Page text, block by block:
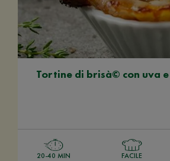
Tortine di brisà© con uva
20-40 MIN FACILE